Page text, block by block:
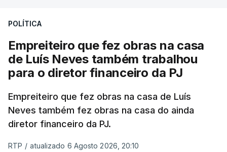
POLÍTICA
Empreiteiro que fez obras na casa
de Luís Neves também trabalhou
para o diretor financeiro da PJ
Empreiteiro que fez obras na casa de Luís
Neves também fez obras na casa do ainda
diretor financeiro da PJ.
RTP / atualizado 6 Agosto 2026, 20:10